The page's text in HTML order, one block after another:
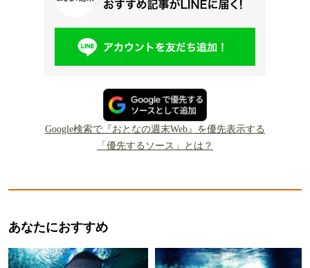
Google検索で『おとなの週末Web』を優先表示する
「優先するソース」とは？
あなたにおすすめ